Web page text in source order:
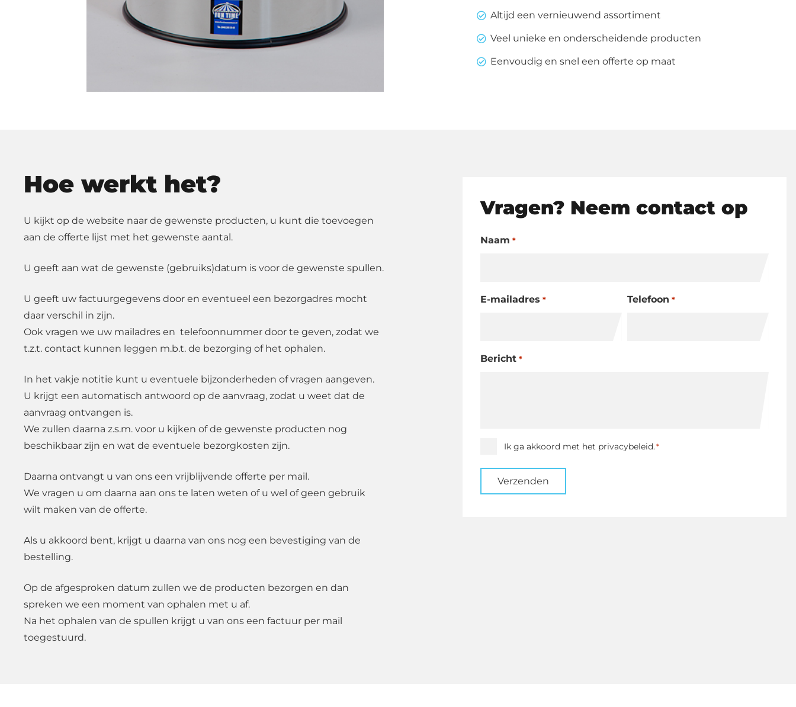
20
liter
Altijd een vernieuwend assortiment
Veel unieke en onderscheidende producten
Eenvoudig en snel een offerte op maat
Hoe werkt het?
U kijkt op de website naar de gewenste producten, u kunt die toevoegen
aan de offerte lijst met het gewenste aantal.
U geeft aan wat de gewenste (gebruiks)datum is voor de gewenste spullen.
U geeft uw factuurgegevens door en eventueel een bezorgadres mocht
daar verschil in zijn.
Ook vragen we uw mailadres en telefoonnummer door te geven, zodat we
t.z.t. contact kunnen leggen m.b.t. de bezorging of het ophalen.
In het vakje notitie kunt u eventuele bijzonderheden of vragen aangeven.
U krijgt een automatisch antwoord op de aanvraag, zodat u weet dat de
aanvraag ontvangen is.
We zullen daarna z.s.m. voor u kijken of de gewenste producten nog
beschikbaar zijn en wat de eventuele bezorgkosten zijn.
Daarna ontvangt u van ons een vrijblijvende offerte per mail.
We vragen u om daarna aan ons te laten weten of u wel of geen gebruik
wilt maken van de offerte.
Als u akkoord bent, krijgt u daarna van ons nog een bevestiging van de
bestelling.
Op de afgesproken datum zullen we de producten bezorgen en dan
spreken we een moment van ophalen met u af.
Na het ophalen van de spullen krijgt u van ons een factuur per mail
toegestuurd.
Vragen? Neem contact op
Naam *
E-mailadres * Telefoon *
Bericht *
Instemming
Ik ga akkoord met het privacybeleid.*
Verzenden